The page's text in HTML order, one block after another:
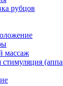
рубцов
массаж